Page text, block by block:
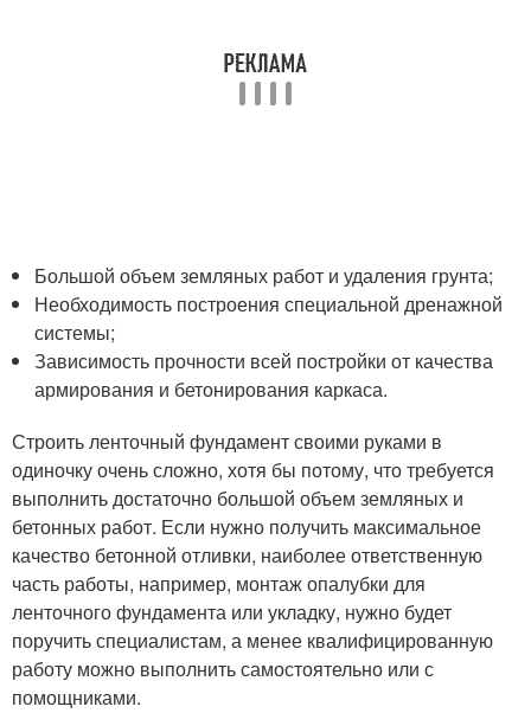
Большой объем земляных работ и удаления грунта;
Необходимость построения специальной дренажной
системы;
Зависимость прочности всей постройки от качества
армирования и бетонирования каркаса.
Строить ленточный фундамент своими руками в
одиночку очень сложно, хотя бы потому, что требуется
выполнить достаточно большой объем земляных и
бетонных работ. Если нужно получить максимальное
качество бетонной отливки, наиболее ответственную
часть работы, например, монтаж опалубки для
ленточного фундамента или укладку, нужно будет
поручить специалистам, а менее квалифицированную
работу можно выполнить самостоятельно или с
помощниками.